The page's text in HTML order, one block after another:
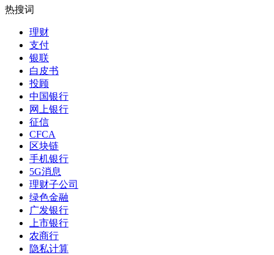
热搜词
理财
支付
银联
白皮书
投顾
中国银行
网上银行
征信
CFCA
区块链
手机银行
5G消息
理财子公司
绿色金融
广发银行
上市银行
农商行
隐私计算